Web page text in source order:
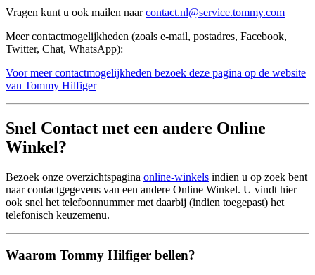
Vragen kunt u ook mailen naarcontact.nl@service.tommy.com
Meer contactmogelijkheden (zoals e-mail, postadres, Facebook,
Twitter, Chat, WhatsApp):
Voor meer contactmogelijkheden bezoek deze pagina op de website
van Tommy Hilfiger
Snel Contact met een andere Online
Winkel?
Bezoek onze overzichtspagina online-winkels indien u op zoek bent
naar contactgegevens van een andere Online Winkel. U vindt hier
ook snel het telefoonnummer met daarbij (indien toegepast) het
telefonisch keuzemenu.
Waarom Tommy Hilfiger bellen?